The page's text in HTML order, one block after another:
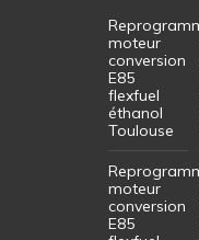
moteur
conversion
E85
flexfuel
éthanol
Toulouse
moteur
conversion
E85